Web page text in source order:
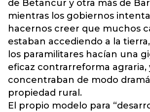
de Betancur y otra más de
mientras los gobiernos
hacernos creer que muchos
estaban accediendo a la
los paramilitares hacían una
eficaz contrarreforma agraria,
concentraban de modo
propiedad rural.
El propio modelo para